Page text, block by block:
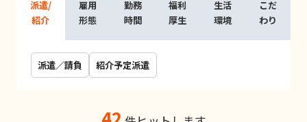
派遣/
紹介
雇用
形態
勤務
時間
福利
厚生
生活
環境
こだ
わり
派遣／請負 紹介予定派遣